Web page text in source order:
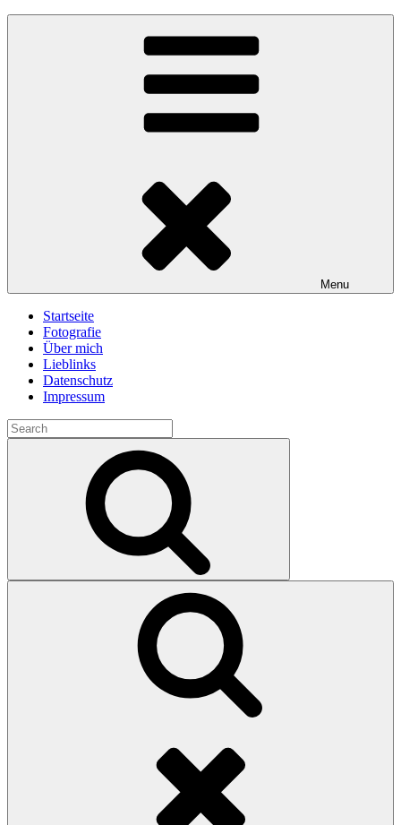
Skip
gawlicksgedanke
Menu
Startseite
Fotografie
Über mich
Lieblinks
Datenschutz
Impressum
Search
for: